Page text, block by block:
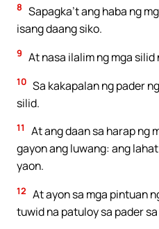
8 Sapagka’t ang haba ng
isang daang siko.
9 At nasa ilalim ng mga
10 Sa kakapalan ng pader
silid.
11
At ang daan sa harap ng
gayon ang luwang: ang
yaon.
12 At ayon sa mga pintuan
tuwid na patuloy sa pader